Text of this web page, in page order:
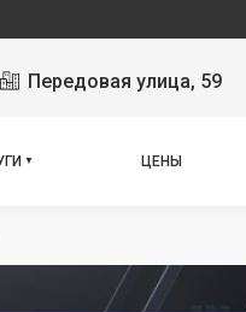
Передовая улица, 59
ЦЕНЫ